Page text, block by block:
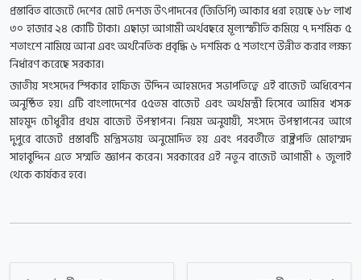
প্রস্তাবিত বাজেটে দেশের মোট দেশজ উৎপাদনের (জিডিপি) আকার ধরা হয়েছে ৬৮ লাখ
৩০ হাজার ২৪ কোটি টাকা। এছাড়া আগামী অর্থবছরে মূল্যস্ফীতি কমিয়ে ৭ দশমিক ৫
শতাংশে নামিয়ে আনা এবং অর্থনৈতিক প্রবৃদ্ধি ৬ দশমিক ৫ শতাংশে উন্নীত করার লক্ষ্য
নির্ধারণ করেছে সরকার।
জাতীয় সংসদের স্পিকার হাফিজ উদ্দিন আহমদের সভাপতিত্বে এই বাজেট অধিবেশন
অনুষ্ঠিত হয়। এটি বাংলাদেশের ৫৫তম বাজেট এবং অর্থমন্ত্রী হিসেবে আমির খসরু
মাহমুদ চৌধুরীর প্রথম বাজেট উপস্থাপন। নিয়ম অনুযায়ী, সংসদে উপস্থাপনের আগে
দুপুরে বাজেট প্রস্তাবটি মন্ত্রিসভায় অনুমোদিত হয় এবং পরবর্তীতে রাষ্ট্রপতি মোহাম্মদ
সাহাবুদ্দিন এতে সম্মতি জ্ঞাপন করেন। সরকারের এই নতুন বাজেট আগামী ১ জুলাই
থেকে কার্যকর হবে।